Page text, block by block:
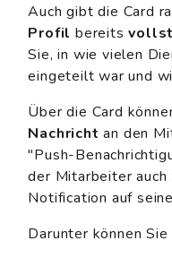
Auch gibt die Card
Profil bereits
Sie, in wie vielen
eingeteilt war und
Über die Card
Nachricht an den
"Push-
der Mitarbeiter
Notification auf
Darunter können